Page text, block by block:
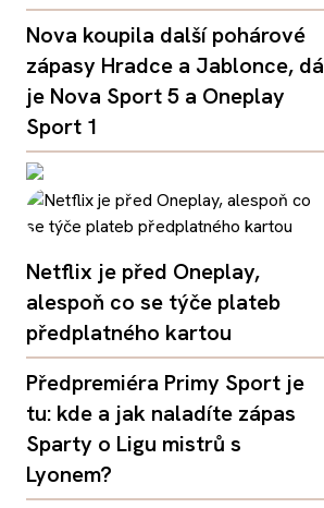
Nova koupila další pohárové
zápasy Hradce a Jablonce, dá
je Nova Sport 5 a Oneplay
Sport 1
Netflix je před Oneplay,
alespoň co se týče plateb
předplatného kartou
Předpremiéra Primy Sport je
tu: kde a jak naladíte zápas
Sparty o Ligu mistrů s
Lyonem?